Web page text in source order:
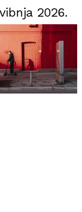
2026.